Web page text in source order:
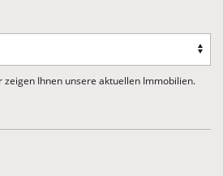
zeigen Ihnen unsere aktuellen Immobilien.